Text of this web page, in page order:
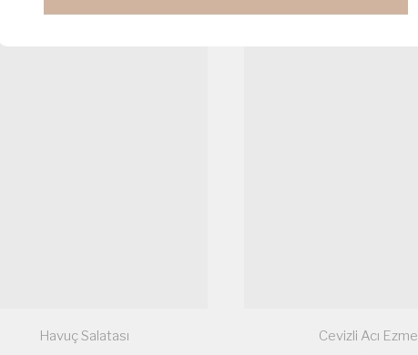
Havuç Salatası Cevizli Acı Ezme